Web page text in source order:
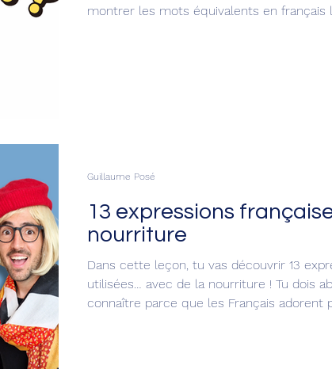
montrer les mots équivalents en français
13 expressions
nourriture
Dans cette leçon, tu vas découvrir 13
utilisées… avec de la nourriture ! Tu dois
connaître parce que les Français
Guillaume Posé